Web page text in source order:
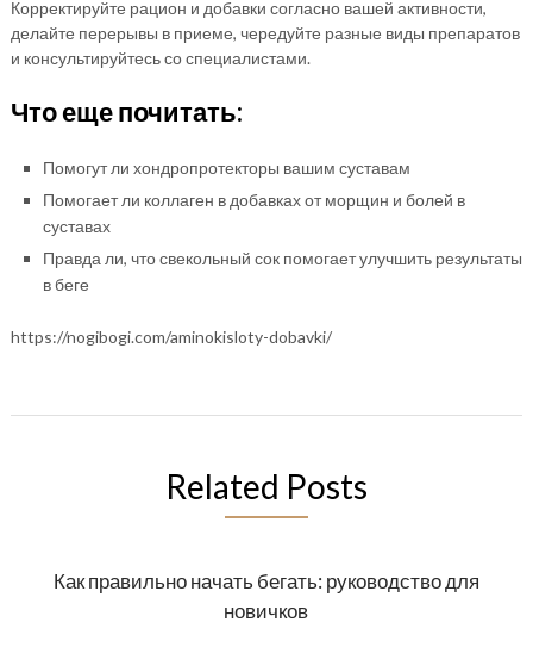
Корректируйте рацион и добавки согласно вашей активности,
делайте перерывы в приеме, чередуйте разные виды препаратов
и консультируйтесь со специалистами.
Что еще почитать:
Помогут ли хондропротекторы вашим суставам
Помогает ли коллаген в добавках от морщин и болей в
суставах
Правда ли, что свекольный сок помогает улучшить результаты
в беге
https://nogibogi.com/aminokisloty-dobavki/
Related Posts
Как правильно начать бегать: руководство для
новичков